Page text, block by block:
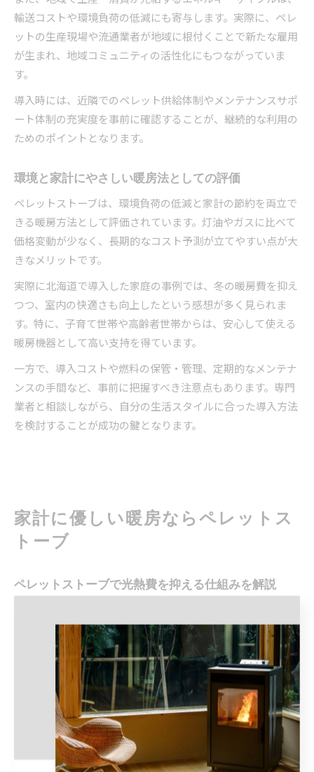
輸送コストや環境負荷の低減にも寄与します。実際に、ペレ
ットの生産現場や流通業者が地域に根付くことで新たな雇用
が生まれ、地域コミュニティの活性化にもつながっていま
す。
導入時には、近隣でのペレット供給体制やメンテナンスサポ
ート体制の充実度を事前に確認することが、継続的な利用の
ためのポイントとなります。
環境と家計にやさしい暖房法としての評価
ペレットストーブは、環境負荷の低減と家計の節約を両立で
きる暖房方法として評価されています。灯油やガスに比べて
価格変動が少なく、長期的なコスト予測が立てやすい点が大
きなメリットです。
実際に北海道で導入した家庭の事例では、冬の暖房費を抑え
つつ、室内の快適さも向上したという感想が多く見られま
す。特に、子育て世帯や高齢者世帯からは、安心して使える
暖房機器として高い支持を得ています。
一方で、導入コストや燃料の保管・管理、定期的なメンテナ
ンスの手間など、事前に把握すべき注意点もあります。専門
業者と相談しながら、自分の生活スタイルに合った導入方法
を検討することが成功の鍵となります。
家計に優しい暖房ならペレットス
トーブ
ペレットストーブで光熱費を抑える仕組みを解説
使用することで、従来の灯油やガスに比べて光熱費を抑える
仕組みが特徴です。木質ペレットは北海道内でも生産されて
いるため、輸送コストが抑えられ、燃料価格の安定につなが
っています。
また、ペレットストーブは効率的な燃焼構造により、熱を無
駄なく部屋全体に届けることができます。輻射熱と対流熱を
組み合わせた暖房方式により、少ない燃料で広い空間をしっ
かり暖めるため、結果的に光熱費の節約につながるのです。